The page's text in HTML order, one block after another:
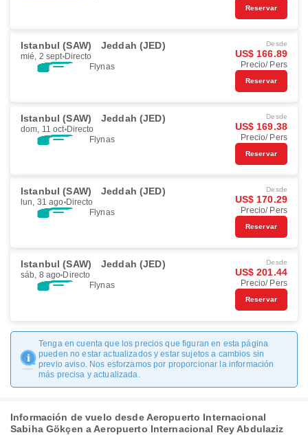
Reservar
Istanbul (SAW) Jeddah (JED)
mié, 2 sept Directo
Flynas
Desde
US$ 166.89
Precio/ Pers
Reservar
Istanbul (SAW) Jeddah (JED)
dom, 11 oct Directo
Flynas
Desde
US$ 169.38
Precio/ Pers
Reservar
Istanbul (SAW) Jeddah (JED)
lun, 31 ago Directo
Flynas
Desde
US$ 170.29
Precio/ Pers
Reservar
Istanbul (SAW) Jeddah (JED)
sáb, 8 ago Directo
Flynas
Desde
US$ 201.44
Precio/ Pers
Reservar
Tenga en cuenta que los precios que figuran en esta página
pueden no estar actualizados y estar sujetos a cambios sin
previo aviso. Nos esforzamos por proporcionar la información
más precisa y actualizada.
Información de vuelo desde Aeropuerto Internacional
Sabiha Gökçen a Aeropuerto Internacional Rey Abdulaziz